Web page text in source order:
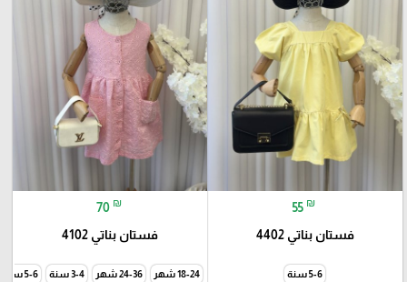
55 ₪
فستان بناتي 4402
5-6 سنة
70 ₪
فستان بناتي 4102
18-24 شهر 24-36 شهر 3-4 سنة 5-6 سنة